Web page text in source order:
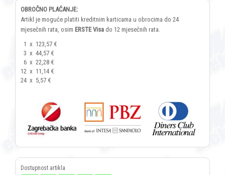
OBROČNO PLAĆANJE:
Artikl je moguće platiti kreditnim karticama u obrocima do 24
mjesečnih rata, osim ERSTE Visa do 12 mjesečnih rata.
1 x 123,57 €
3 x 44,57 €
6 x 22,28 €
12 x 11,14 €
24 x 5,57 €